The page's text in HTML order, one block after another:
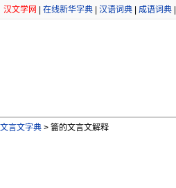
汉文学网 在线新华字典 汉语词典 成语词典
文言文字典 > 籥的文言文解释